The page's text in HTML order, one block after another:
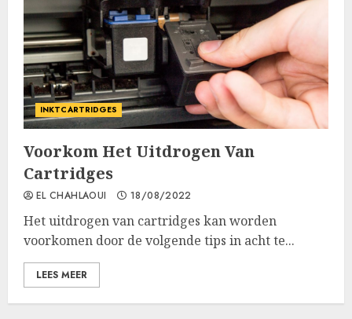
INKTCARTRIDGES
Voorkom Het Uitdrogen Van
Cartridges
EL CHAHLAOUI 18/08/2022
Het uitdrogen van cartridges kan worden
voorkomen door de volgende tips in acht te...
LEES MEER